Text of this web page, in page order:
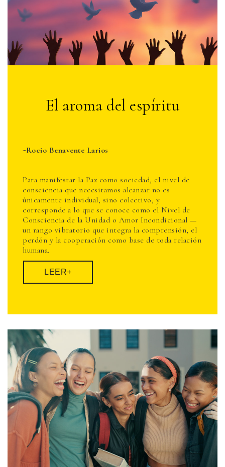
El aroma del espíritu
-Rocio Benavente Larios
Para manifestar la Paz como sociedad, el nivel de
consciencia que necesitamos alcanzar no es
únicamente individual, sino colectivo, y
corresponde a lo que se conoce como el Nivel de
Consciencia de la Unidad o Amor Incondicional —
un rango vibratorio que integra la comprensión, el
perdón y la cooperación como base de toda relación
humana.
LEER+